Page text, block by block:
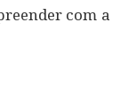
com a